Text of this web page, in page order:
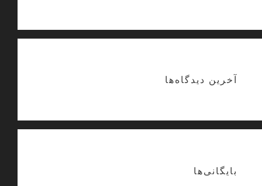
آخرین دیدگاه‌ها
بایگانی‌ها